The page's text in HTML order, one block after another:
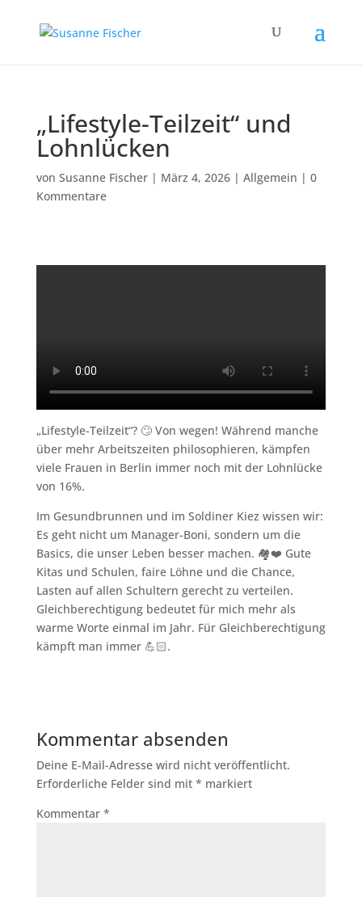
„Lifestyle-Teilzeit“ und
Lohnlücken
von Susanne Fischer| März 4, 2026| Allgemein | 0
Kommentare
„Lifestyle-Teilzeit“? 🙄 Von wegen! Während manche
über mehr Arbeitszeiten philosophieren, kämpfen
viele Frauen in Berlin immer noch mit der Lohnlücke
von 16%.
Im Gesundbrunnen und im Soldiner Kiez wissen wir:
Es geht nicht um Manager-Boni, sondern um die
Basics, die unser Leben besser machen. 🏘️❤️ Gute
Kitas und Schulen, faire Löhne und die Chance,
Lasten auf allen Schultern gerecht zu verteilen.
Gleichberechtigung bedeutet für mich mehr als
warme Worte einmal im Jahr. Für Gleichberechtigung
kämpft man immer 💪🏻.
Kommentar absenden
Deine E-Mail-Adresse wird nicht veröffentlicht.
Erforderliche Felder sind mit * markiert
Kommentar *